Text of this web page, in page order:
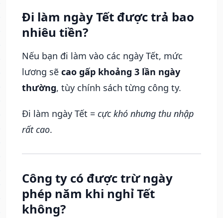
Đi làm ngày Tết được trả bao
nhiêu tiền?
Nếu bạn đi làm vào các ngày Tết, mức
lương sẽ cao gấp khoảng 3 lần ngày
thường, tùy chính sách từng công ty.
Đi làm ngày Tết = cực khó nhưng thu nhập
rất cao.
Công ty có được trừ ngày
phép năm khi nghỉ Tết
không?